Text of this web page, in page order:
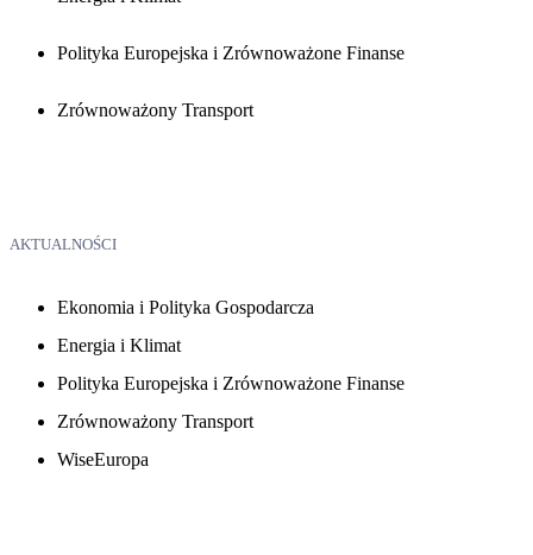
Polityka Europejska i Zrównoważone Finanse
Zrównoważony Transport
AKTUALNOŚCI
Ekonomia i Polityka Gospodarcza
Energia i Klimat
Polityka Europejska i Zrównoważone Finanse
Zrównoważony Transport
WiseEuropa